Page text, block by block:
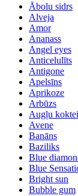
Ābolu sidrs
Alveja
Amor
Ananass
Angel eyes
Anticelulīts
Antigone
Apelsīns
Aprikoze
Arbūzs
Augļu
Avene
Banāns
Baziliks
Blue
Blue
Bright sun
Bubble gum